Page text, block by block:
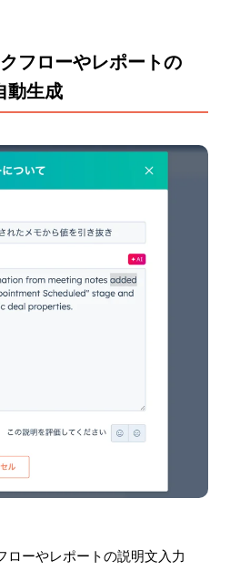
フローやレポートの
動生成
ローやレポートの説明文入力